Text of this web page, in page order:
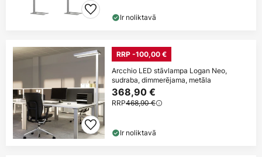
Ir noliktavā
RRP -100,00 €
Arcchio LED stāvlampa Logan Neo,
sudraba, dimmerējama, metāla
368,90 €
RRP468,90 €
Ir noliktavā